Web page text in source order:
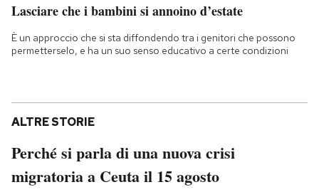
Lasciare che i bambini si annoino d’estate
È un approccio che si sta diffondendo tra i genitori che possono
permetterselo, e ha un suo senso educativo a certe condizioni
ALTRE STORIE
Perché si parla di una nuova crisi
migratoria a Ceuta il 15 agosto